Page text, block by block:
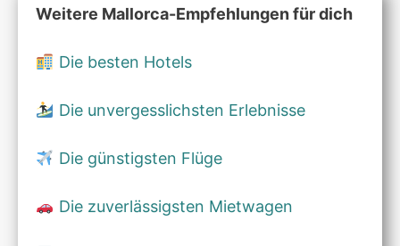
Weitere Mallorca-Empfehlungen für dich
Die besten Hotels
Die unvergesslichsten Erlebnisse
Die günstigsten Flüge
Die zuverlässigsten Mietwagen